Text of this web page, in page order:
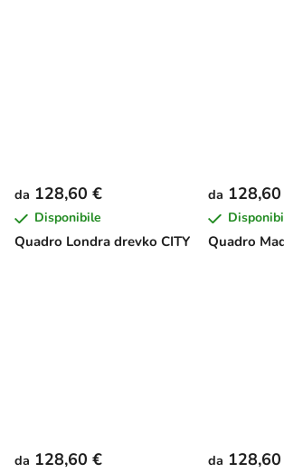
Quadro Londra drevko CITY
da 128,60 €
Disponibile
Quadro
da
da 128,60 € da